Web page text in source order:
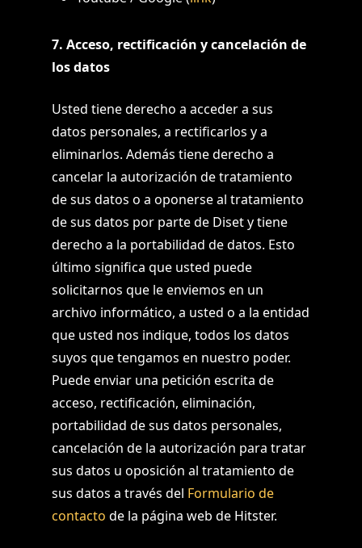
7. Acceso, rectificación y cancelación de
los datos
Usted tiene derecho a acceder a sus
datos personales, a rectificarlos y a
eliminarlos. Además tiene derecho a
cancelar la autorización de tratamiento
de sus datos o a oponerse al tratamiento
de sus datos por parte de Diset y tiene
derecho a la portabilidad de datos. Esto
último significa que usted puede
solicitarnos que le enviemos en un
archivo informático, a usted o a la entidad
que usted nos indique, todos los datos
suyos que tengamos en nuestro poder.
Puede enviar una petición escrita de
acceso, rectificación, eliminación,
portabilidad de sus datos personales,
cancelación de la autorización para tratar
sus datos u oposición al tratamiento de
sus datos a través del Formulario de
contacto de la página web de Hitster.